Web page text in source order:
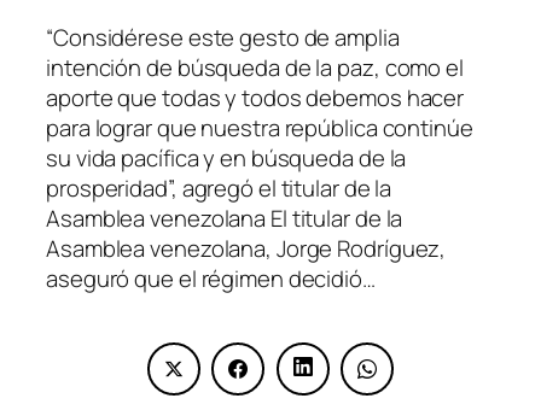
“Considérese este gesto de amplia
intención de búsqueda de la paz, como el
aporte que todas y todos debemos hacer
para lograr que nuestra república continúe
su vida pacífica y en búsqueda de la
prosperidad”, agregó el titular de la
Asamblea venezolana El titular de la
Asamblea venezolana, Jorge Rodríguez,
aseguró que el régimen decidió…